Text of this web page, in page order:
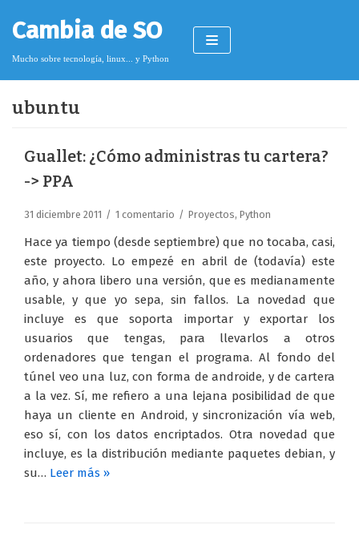
Saltar
al
contenido
Cambia de SO
Mucho sobre tecnología, linux... y Python
Cookies
Política de protección de datos
ubuntu
Guallet: ¿Cómo administras tu cartera?
-> PPA
31 diciembre 2011 1 comentario Proyectos, Python
Hace ya tiempo (desde septiembre) que no tocaba, casi,
este proyecto. Lo empezé en abril de (todavía) este
año, y ahora libero una versión, que es medianamente
usable, y que yo sepa, sin fallos. La novedad que
incluye es que soporta importar y exportar los
usuarios que tengas, para llevarlos a otros
ordenadores que tengan el programa. Al fondo del
túnel veo una luz, con forma de androide, y de cartera
a la vez. Sí, me refiero a una lejana posibilidad de que
haya un cliente en Android, y sincronización vía web,
eso sí, con los datos encriptados. Otra novedad que
incluye, es la distribución mediante paquetes debian, y
su… Leer más »